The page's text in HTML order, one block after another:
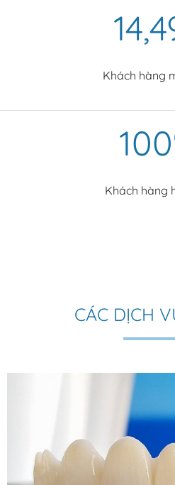
Khách hàng
100
Khách hàng
CÁC DỊCH